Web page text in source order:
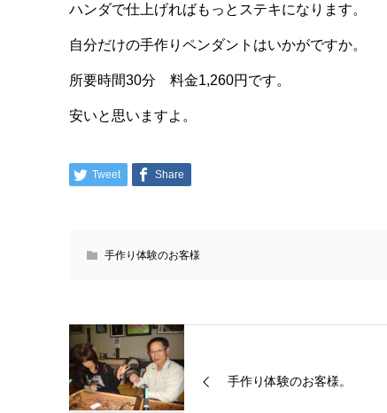
ハンダで仕上げればもっとステキになります。
自分だけの手作りペンダントはいかがですか。
所要時間30分 料金1,260円です。
安いと思いますよ。
Tweet Share
手作り体験のお客様
手作り体験のお客様。